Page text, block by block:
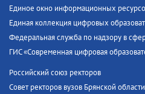
Единое окно информационных
Единая коллекция цифровых
Федеральная служба по надзору в
ГИС «Современная цифровая
Российский союз ректоров
Совет ректоров вузов Брянской области